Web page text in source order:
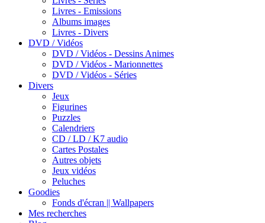
Livres - Emissions
Albums images
Livres - Divers
DVD / Vidéos
DVD / Vidéos - Dessins Animes
DVD / Vidéos - Marionnettes
DVD / Vidéos - Séries
Divers
Jeux
Figurines
Puzzles
Calendriers
CD / LD / K7 audio
Cartes Postales
Autres objets
Jeux vidéos
Peluches
Goodies
Fonds d'écran || Wallpapers
Mes recherches